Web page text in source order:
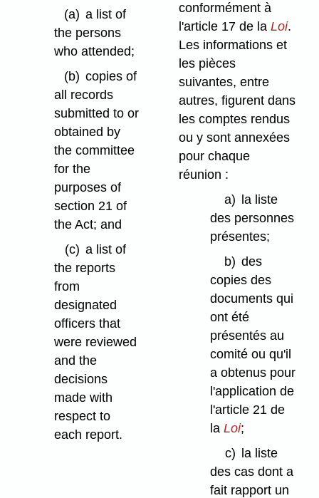
(a) a list of
the persons
who attended;
(b) copies of
all records
submitted to or
obtained by
the committee
for the
purposes of
section 21 of
the Act; and
(c) a list of
the reports
from
designated
officers that
were reviewed
and the
decisions
made with
respect to
each report.
conformément à
l'article 17 de laLoi.
Les informations et
les pièces
suivantes, entre
autres, figurent dans
les comptes rendus
ou y sont annexées
pour chaque
réunion :
a)
la liste
des personnes
présentes;
b) des
copies des
documents qui
ont été
présentés au
comité ou qu'il
a obtenus pour
l'application de
l'article 21 de
laLoi;
c) la liste
des cas dont a
fait rapport un